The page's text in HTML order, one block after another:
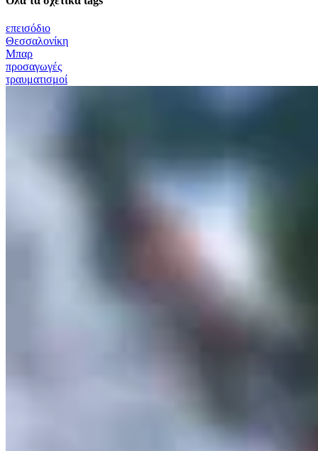
επεισόδιο
Θεσσαλονίκη
Μπαρ
προσαγωγές
τραυματισμοί